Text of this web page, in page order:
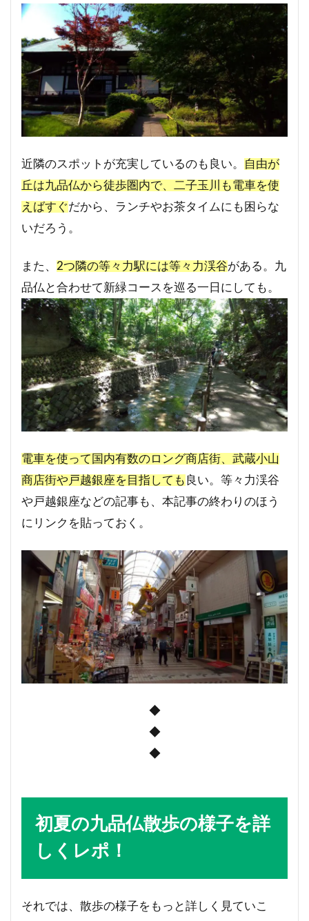
近隣のスポットが充実しているのも良い。
自由が
丘は九品仏から徒歩圏内で、二子玉川も電車を使
えばすぐだから、ランチやお茶タイムにも困らな
いだろう。
また、 2つ隣の等々力駅には等々力渓谷がある。九
品仏と合わせて新緑コースを巡る一日にしても。
電車を使って国内有数のロング商店街、武蔵小山
商店街や戸越銀座を目指しても 良い。等々力渓谷
や戸越銀座などの記事も、本記事の終わりのほう
にリンクを貼っておく。
◆
◆
◆
初夏の九品仏散歩の様子を詳
しくレポ！
それでは、散歩の様子をもっと詳しく見ていこ